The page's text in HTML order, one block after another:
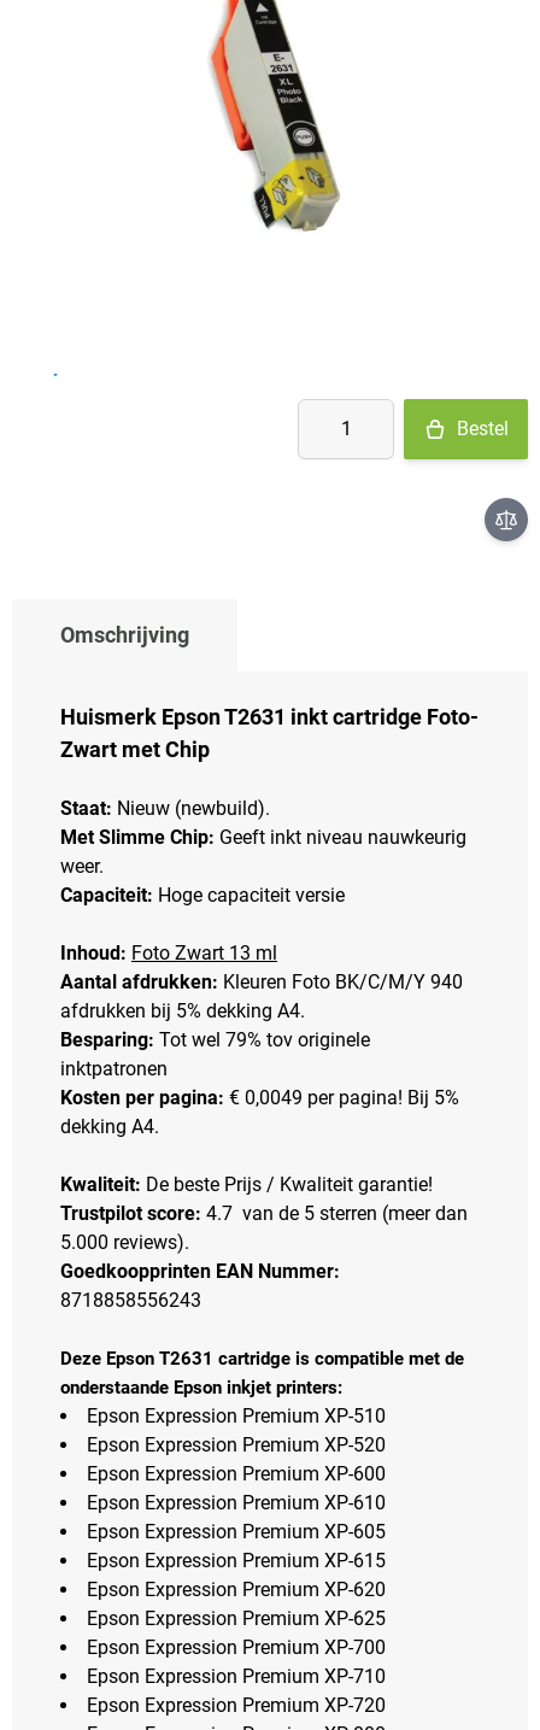
1 reviews
- Ma-Do: voor 15:30 besteld = vandaag verzonden
- Vr: voor 14:00 besteld = vandaag verzonden
Aantal
Bestel
Omschrijving
Huismerk Epson T2631 inkt cartridge Foto-
Zwart met Chip
Staat: Nieuw (newbuild).
Met Slimme Chip: Geeft inkt niveau nauwkeurig
weer.
Capaciteit: Hoge capaciteit versie
Inhoud: Foto Zwart 13 ml
Aantal afdrukken: Kleuren Foto BK/C/M/Y 940
afdrukken bij 5% dekking A4.
Besparing: Tot wel 79% tov originele
inktpatronen
Kosten per pagina: € 0,0049 per pagina! Bij 5%
dekking A4.
Kwaliteit: De beste Prijs / Kwaliteit garantie!
Trustpilot score: 4.7 van de 5 sterren (meer dan
5.000 reviews).
Goedkoopprinten EAN Nummer:
8718858556243
Deze Epson T2631 cartridge is compatible met de
onderstaande Epson inkjet printers:
Epson Expression Premium XP-510
Epson Expression Premium XP-520
Epson Expression Premium XP-600
Epson Expression Premium XP-610
Epson Expression Premium XP-605
Epson Expression Premium XP-615
Epson Expression Premium XP-620
Epson Expression Premium XP-625
Epson Expression Premium XP-700
Epson Expression Premium XP-710
Epson Expression Premium XP-720